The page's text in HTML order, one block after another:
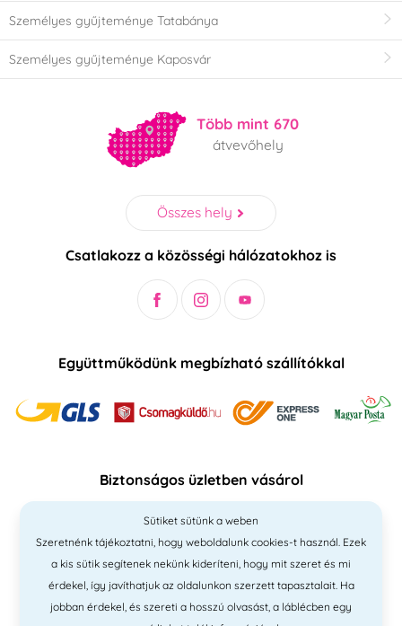
Személyes gyűjteménye Tatabánya
Személyes gyűjteménye Kaposvár
Több mint 670
átvevőhely
Összes hely
Csatlakozz a közösségi hálózatokhoz is
Együttműködünk megbízható szállítókkal
Biztonságos üzletben vásárol
Sütiket sütünk a weben
Szeretnénk tájékoztatni, hogy weboldalunk cookies-t használ. Ezek
a kis sütik segítenek nekünk kideríteni, hogy mit szeret és mi
érdekel, így javíthatjuk az oldalunkon szerzett tapasztalait. Ha
jobban érdekel, és szereti a hosszú olvasást, a láblécben egy